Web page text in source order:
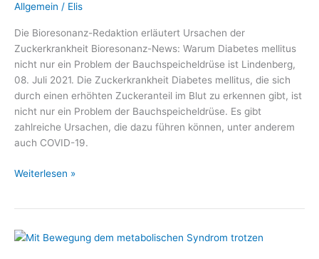
Allgemein / Elis
Die Bioresonanz-Redaktion erläutert Ursachen der
Zuckerkrankheit Bioresonanz-News: Warum Diabetes mellitus
nicht nur ein Problem der Bauchspeicheldrüse ist Lindenberg,
08. Juli 2021. Die Zuckerkrankheit Diabetes mellitus, die sich
durch einen erhöhten Zuckeranteil im Blut zu erkennen gibt, ist
nicht nur ein Problem der Bauchspeicheldrüse. Es gibt
zahlreiche Ursachen, die dazu führen können, unter anderem
auch COVID-19.
Warum
nur
Weiterlesen »